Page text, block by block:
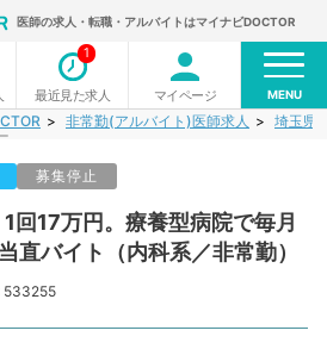
医師の求人・転職・アルバイトはマイナビDOCTOR
最近見た求人
1
マイページ MENU
非常勤(アルバイト)医師求人 埼玉県
募集停止
1回17万円。療養型病院で毎月
直バイト（内科系／非常勤）
533255